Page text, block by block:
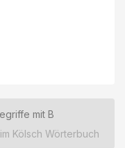
mit B
Kölsch Wörterbuch